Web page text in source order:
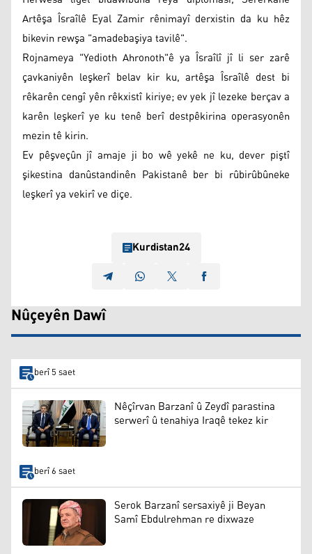
Artêşa Îsraîlê Eyal Zamir rênimayî derxistin da ku hêz
bikevin rewşa "amadebaşiya tavilê".
Rojnameya "Yedioth Ahronoth"ê ya Îsraîlî jî li ser zarê
çavkaniyên leşkerî belav kir ku, artêşa Îsraîlê dest bi
rêkarên cengî yên rêkxistî kiriye; ev yek jî lezeke berçav a
karên leşkerî ye ku tenê berî destpêkirina operasyonên
mezin tê kirin.
Ev pêşveçûn jî amaje ji bo wê yekê ne ku, dever piştî
şikestina danûstandinên Pakistanê ber bi rûbirûbûneke
leşkerî ya vekirî ve diçe.
Kurdistan24
Nûçeyên Dawî
berî 5 saet
Nêçîrvan Barzanî û Zeydî parastina
serwerî û tenahiya Iraqê tekez kir
berî 6 saet
Serok Barzanî sersaxiyê ji Beyan
Samî Ebdulrehman re dixwaze